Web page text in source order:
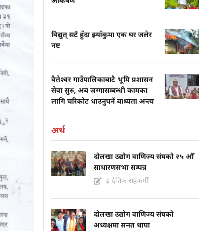
विद्युत् सर्ट हुँदा झ्याँकुमा एक घर जलेर
नष्ट
वैतेश्वर गाउँपालिकाबाटै भूमि प्रशासन
सेवा सुरु, अब जग्गासम्बन्धी कामका
लागि चरिकोट धाउनुपर्ने बाध्यता अन्त्य
अर्थ
दोलखा उद्योग वाणिज्य संघको २५ औँ
साधारणसभा सम्पन्न
इ दैनिक सहकर्मी
दोलखा उद्योग वाणिज्य संघको
अध्यक्षमा सनत थापा